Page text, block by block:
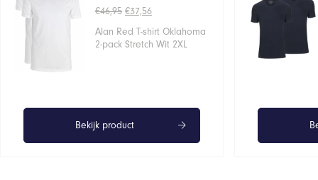
€46,95 Oorspronkelijke
was:
€46,95.
€37,56Huidige
is:
€37,56.
Alan Red T-shirt Oklahoma
2-pack Stretch Wit 2XL
Bekijk product